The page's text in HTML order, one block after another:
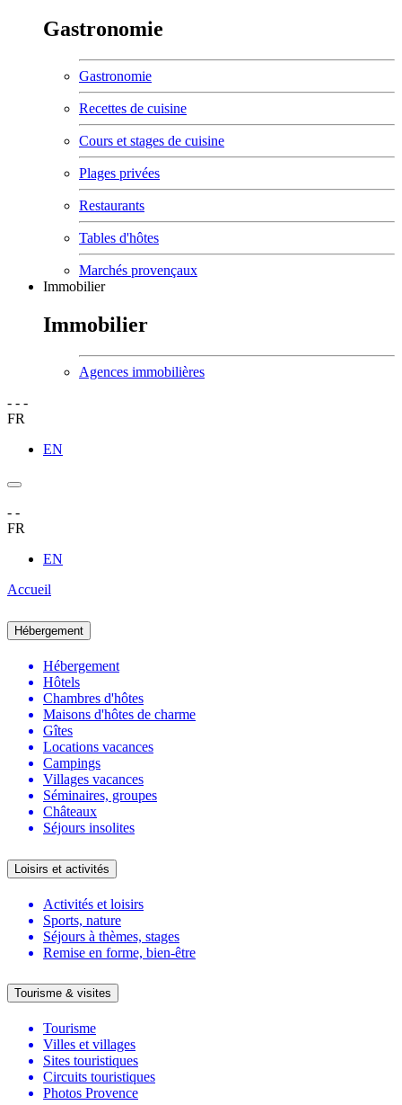
Gastronomie
Gastronomie
Recettes de cuisine
Cours et stages de cuisine
Plages privées
Restaurants
Tables d'hôtes
Marchés provençaux
Immobilier
Immobilier
Agences immobilières
- - -
FR
EN
- -
FR
EN
Accueil
Hébergement
Hébergement
Hôtels
Chambres d'hôtes
Maisons d'hôtes de charme
Gîtes
Locations vacances
Campings
Villages vacances
Séminaires, groupes
Châteaux
Séjours insolites
Loisirs et activités
Activités et loisirs
Sports, nature
Séjours à thèmes, stages
Remise en forme, bien-être
Tourisme & visites
Tourisme
Villes et villages
Sites touristiques
Circuits touristiques
Photos Provence